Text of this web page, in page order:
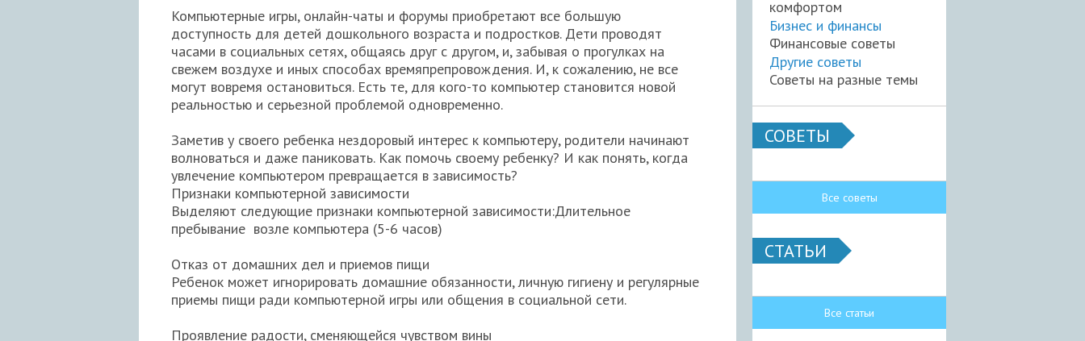
Компьютерные игры, онлайн-чаты и форумы приобретают все большую
доступность для детей дошкольного возраста и подростков. Дети проводят
часами в социальных сетях, общаясь друг с другом, и, забывая о прогулках на
свежем воздухе и иных способах времяпрепровождения. И, к сожалению, не все
могут вовремя остановиться. Есть те, для кого-то компьютер становится новой
реальностью и серьезной проблемой одновременно.
Заметив у своего ребенка нездоровый интерес к компьютеру, родители начинают
волноваться и даже паниковать. Как помочь своему ребенку? И как понять, когда
увлечение компьютером превращается в зависимость?
Признаки компьютерной зависимости
Выделяют следующие признаки компьютерной зависимости:Длительное
пребывание возле компьютера (5-6 часов)
Отказ от домашних дел и приемов пищи
Ребенок может игнорировать домашние обязанности, личную гигиену и регулярные
приемы пищи ради компьютерной игры или общения в социальной сети.
Проявление радости, сменяющейся чувством вины
комфортом
Бизнес и финансы
Финансовые советы
Другие советы
Советы на разные темы
СОВЕТЫ
Все советы
СТАТЬИ
Все статьи